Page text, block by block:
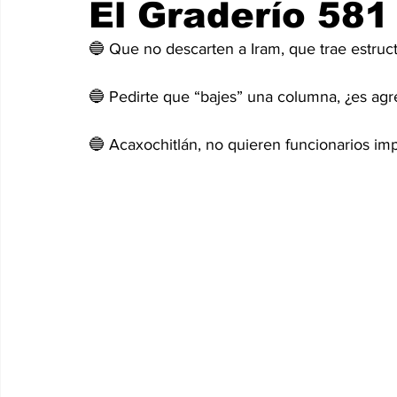
El Graderío 581
🔵 Que no descarten a Iram, que trae
🔵 Pedirte que “bajes” una columna, ¿es
🔵 Acaxochitlán, no quieren funcionarios